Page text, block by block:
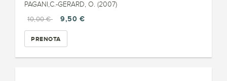
PAGANI,C.-GERARD, O. (2007)
10,00 €
9,50 €
PRENOTA